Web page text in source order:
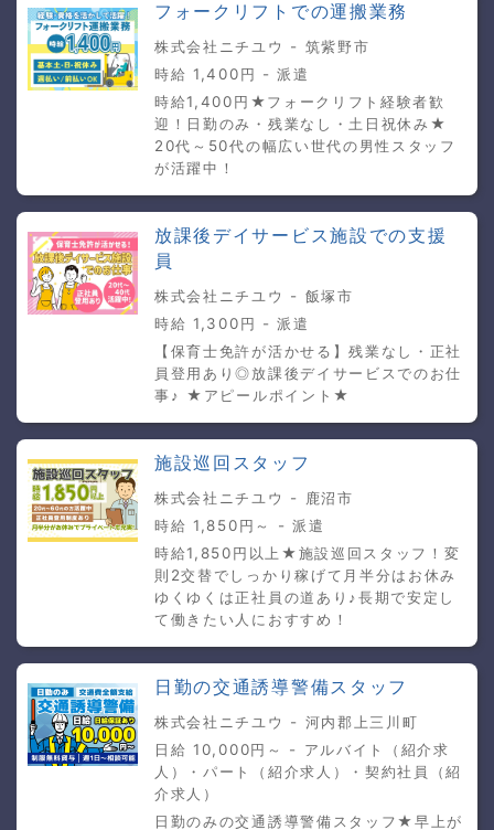
フォークリフトでの運搬業務
株式会社ニチユウ - 筑紫野市
時給 1,400円 - 派遣
時給1,400円★フォークリフト経験者歓
迎！日勤のみ・残業なし・土日祝休み★
20代～50代の幅広い世代の男性スタッフ
が活躍中！
放課後デイサービス施設での支援
員
株式会社ニチユウ - 飯塚市
時給 1,300円 - 派遣
【保育士免許が活かせる】残業なし・正社
員登用あり◎放課後デイサービスでのお仕
事♪ ★アピールポイント★
施設巡回スタッフ
株式会社ニチユウ - 鹿沼市
時給 1,850円～ - 派遣
時給1,850円以上★施設巡回スタッフ！変
則2交替でしっかり稼げて月半分はお休み
ゆくゆくは正社員の道あり♪長期で安定し
て働きたい人におすすめ！
日勤の交通誘導警備スタッフ
株式会社ニチユウ - 河内郡上三川町
日給 10,000円～ - アルバイト（紹介求
人）・パート（紹介求人）・契約社員（紹
介求人）
日勤のみの交通誘導警備スタッフ★早上が